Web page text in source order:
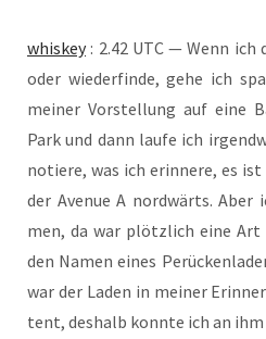
whis­key: 2.42 UTC — Wenn ich
oder wie­der­fin­de, gehe ich
mei­ner Vor­stel­lung auf eine
Park und dann lau­fe ich
notie­re, was ich erin­ne­re, es
der Ave­nue A nord­wärts.
men, da war plötz­lich eine
den Namen eines
war der Laden in mei­ner
tent, des­halb konn­te ich an